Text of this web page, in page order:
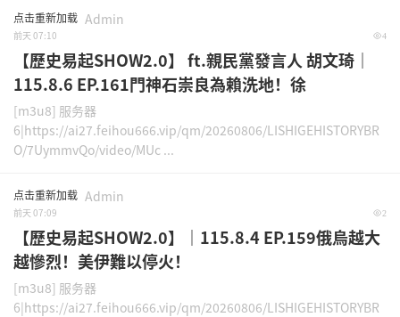
点击重新加载 Admin
前天 07:10 4
【歷史易起SHOW2.0】 ft.親民黨發言人 胡文琦｜
115.8.6 EP.161門神石崇良為賴洗地！徐
[m3u8] 服务器
6|https://ai27.feihou666.vip/qm/20260806/LISHIGEHISTORYBR
O/7UymmvQo/video/MUc ...
点击重新加载 Admin
前天 07:09 2
【歷史易起SHOW2.0】｜115.8.4 EP.159俄烏越大
越慘烈！美伊難以停火！
[m3u8] 服务器
6|https://ai27.feihou666.vip/qm/20260806/LISHIGEHISTORYBR